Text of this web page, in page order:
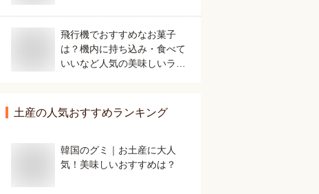
飛行機でおすすめなお菓子
は？機内に持ち込み・食べて
いいなど人気の美味しいラン
土産の人気おすすめランキング
韓国のグミ｜お土産に大人
気！美味しいおすすめは？